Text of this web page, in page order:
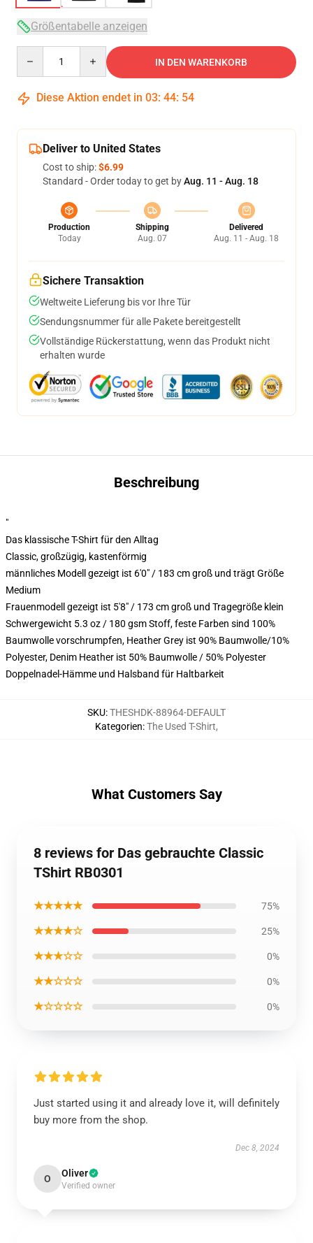
Größentabelle anzeigen
IN DEN WARENKORB
Diese Aktion endet in 03: 44: 54
Deliver to United States
Cost to ship:$6.99
Standard - Order today to get byAug. 11 - Aug. 18
Production
Today
Shipping
Aug. 07
Delivered
Aug. 11 - Aug. 18
Sichere Transaktion
Weltweite Lieferung bis vor Ihre Tür
Sendungsnummer für alle Pakete bereitgestellt
Vollständige Rückerstattung, wenn das Produkt nicht
erhalten wurde
Beschreibung
"
Das klassische T-Shirt für den Alltag
Classic, großzügig, kastenförmig
männliches Modell gezeigt ist 6'0" / 183 cm groß und trägt Größe
Medium
Frauenmodell gezeigt ist 5'8" / 173 cm groß und Tragegröße klein
Schwergewicht 5.3 oz / 180 gsm Stoff, feste Farben sind 100%
Baumwolle vorschrumpfen, Heather Grey ist 90% Baumwolle/10%
Polyester, Denim Heather ist 50% Baumwolle / 50% Polyester
Doppelnadel-Hämme und Halsband für Haltbarkeit
SKU:THESHDK-88964-DEFAULT
Kategorien:The Used T-Shirt,
What Customers Say
8 reviews for Das gebrauchte Classic
TShirt RB0301
★★★★★ 75%
★★★★☆ 25%
★★★☆☆ 0%
★★☆☆☆ 0%
★☆☆☆☆ 0%
Just started using it and already love it, will definitely
buy more from the shop.
Dec 8, 2024
O Oliver
Verified owner